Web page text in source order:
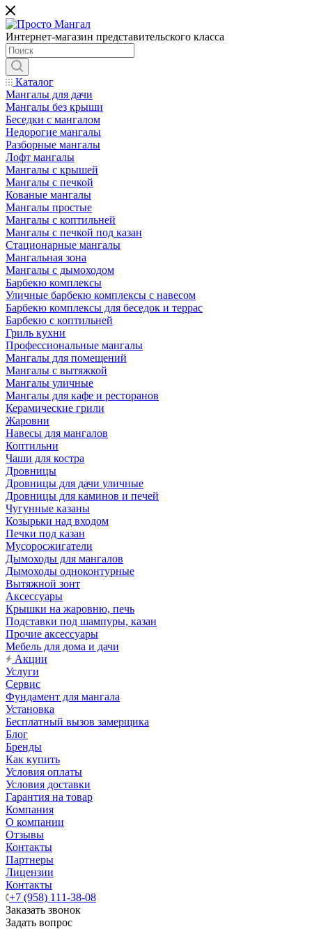
Интернет-магазин представительского класса
Каталог
Мангалы для дачи
Мангалы без крыши
Беседки с мангалом
Недорогие мангалы
Разборные мангалы
Лофт мангалы
Мангалы с крышей
Мангалы с печкой
Кованые мангалы
Мангалы простые
Мангалы с коптильней
Мангалы с печкой под казан
Стационарные мангалы
Мангальная зона
Мангалы с дымоходом
Барбекю комплексы
Уличные барбекю комплексы с навесом
Барбекю комплексы для беседок и террас
Барбекю с коптильней
Гриль кухни
Профессиональные мангалы
Мангалы для помещений
Мангалы с вытяжкой
Мангалы уличные
Мангалы для кафе и ресторанов
Керамические грили
Жаровни
Навесы для мангалов
Коптильни
Чаши для костра
Дровницы
Дровницы для дачи уличные
Дровницы для каминов и печей
Чугунные казаны
Козырьки над входом
Печки под казан
Мусоросжигатели
Дымоходы для мангалов
Дымоходы одноконтурные
Вытяжной зонт
Аксессуары
Крышки на жаровню, печь
Подставки под шампуры, казан
Прочие аксессуары
Мебель для дома и дачи
Акции
Услуги
Сервис
Фундамент для мангала
Установка
Бесплатный вызов замерщика
Блог
Бренды
Как купить
Условия оплаты
Условия доставки
Гарантия на товар
Компания
О компании
Отзывы
Контакты
Партнеры
Лицензии
Контакты
+7 (958) 111-38-08
Заказать звонок
Задать вопрос